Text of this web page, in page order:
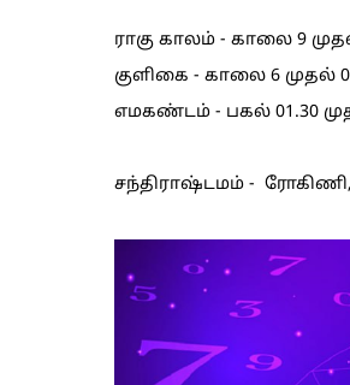
ராகு காலம் - காலை 9
குளிகை - காலை 6 முதல்
எமகண்டம் - பகல் 01.30
சந்திராஷ்டமம் - ரோகிணி,